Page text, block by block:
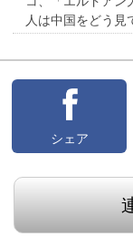
人は中国をどう見
シェア